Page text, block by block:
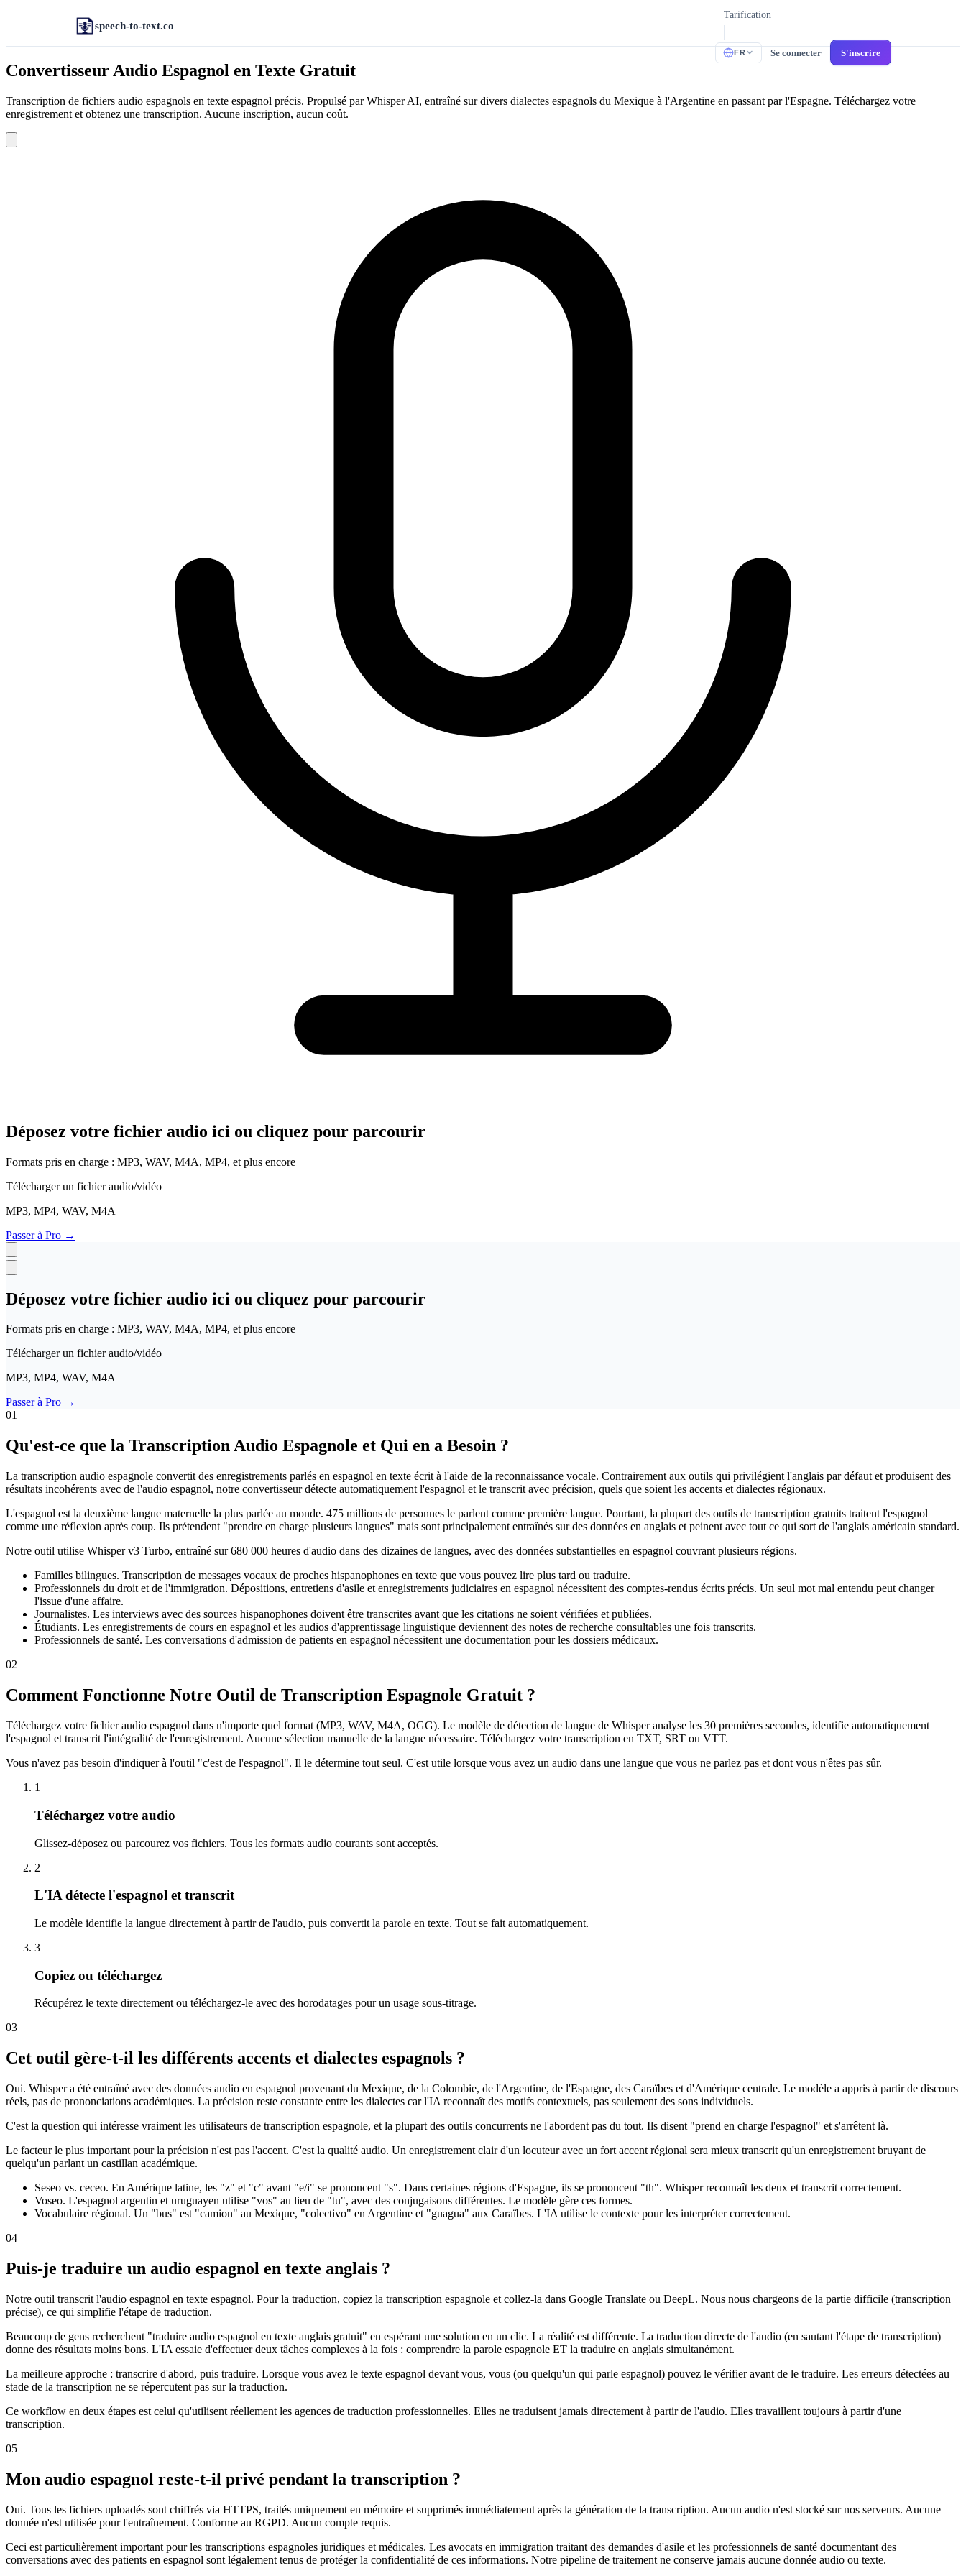
speech-to-text.co
Tarification
FR Se connecter S'inscrire
Convertisseur Audio Espagnol en Texte Gratuit
Transcription de fichiers audio espagnols en texte espagnol précis. Propulsé par Whisper AI, entraîné sur divers dialectes espagnols du Mexique à l'Argentine en passant par l'Espagne. Téléchargez votre
enregistrement et obtenez une transcription. Aucune inscription, aucun coût.
Déposez votre fichier audio ici ou cliquez pour parcourir
Formats pris en charge : MP3, WAV, M4A, MP4, et plus encore
Télécharger un fichier audio/vidéo
MP3, MP4, WAV, M4A
Passer à Pro →
Déposez votre fichier audio ici ou cliquez pour parcourir
Formats pris en charge : MP3, WAV, M4A, MP4, et plus encore
Télécharger un fichier audio/vidéo
MP3, MP4, WAV, M4A
Passer à Pro →
01
Qu'est-ce que la Transcription Audio Espagnole et Qui en a Besoin ?
La transcription audio espagnole convertit des enregistrements parlés en espagnol en texte écrit à l'aide de la reconnaissance vocale. Contrairement aux outils qui privilégient l'anglais par défaut et produisent des
résultats incohérents avec de l'audio espagnol, notre convertisseur détecte automatiquement l'espagnol et le transcrit avec précision, quels que soient les accents et dialectes régionaux.
L'espagnol est la deuxième langue maternelle la plus parlée au monde. 475 millions de personnes le parlent comme première langue. Pourtant, la plupart des outils de transcription gratuits traitent l'espagnol
comme une réflexion après coup. Ils prétendent "prendre en charge plusieurs langues" mais sont principalement entraînés sur des données en anglais et peinent avec tout ce qui sort de l'anglais américain standard.
Notre outil utilise Whisper v3 Turbo, entraîné sur 680 000 heures d'audio dans des dizaines de langues, avec des données substantielles en espagnol couvrant plusieurs régions.
Familles bilingues. Transcription de messages vocaux de proches hispanophones en texte que vous pouvez lire plus tard ou traduire.
Professionnels du droit et de l'immigration. Dépositions, entretiens d'asile et enregistrements judiciaires en espagnol nécessitent des comptes-rendus écrits précis. Un seul mot mal entendu peut changer
l'issue d'une affaire.
Journalistes. Les interviews avec des sources hispanophones doivent être transcrites avant que les citations ne soient vérifiées et publiées.
Étudiants. Les enregistrements de cours en espagnol et les audios d'apprentissage linguistique deviennent des notes de recherche consultables une fois transcrits.
Professionnels de santé. Les conversations d'admission de patients en espagnol nécessitent une documentation pour les dossiers médicaux.
02
Comment Fonctionne Notre Outil de Transcription Espagnole Gratuit ?
Téléchargez votre fichier audio espagnol dans n'importe quel format (MP3, WAV, M4A, OGG). Le modèle de détection de langue de Whisper analyse les 30 premières secondes, identifie automatiquement
l'espagnol et transcrit l'intégralité de l'enregistrement. Aucune sélection manuelle de la langue nécessaire. Téléchargez votre transcription en TXT, SRT ou VTT.
Vous n'avez pas besoin d'indiquer à l'outil "c'est de l'espagnol". Il le détermine tout seul. C'est utile lorsque vous avez un audio dans une langue que vous ne parlez pas et dont vous n'êtes pas sûr.
1
Téléchargez votre audio
Glissez-déposez ou parcourez vos fichiers. Tous les formats audio courants sont acceptés.
2
L'IA détecte l'espagnol et transcrit
Le modèle identifie la langue directement à partir de l'audio, puis convertit la parole en texte. Tout se fait automatiquement.
3
Copiez ou téléchargez
Récupérez le texte directement ou téléchargez-le avec des horodatages pour un usage sous-titrage.
03
Cet outil gère-t-il les différents accents et dialectes espagnols ?
Oui. Whisper a été entraîné avec des données audio en espagnol provenant du Mexique, de la Colombie, de l'Argentine, de l'Espagne, des Caraïbes et d'Amérique centrale. Le modèle a appris à partir de discours
réels, pas de prononciations académiques. La précision reste constante entre les dialectes car l'IA reconnaît des motifs contextuels, pas seulement des sons individuels.
C'est la question qui intéresse vraiment les utilisateurs de transcription espagnole, et la plupart des outils concurrents ne l'abordent pas du tout. Ils disent "prend en charge l'espagnol" et s'arrêtent là.
Le facteur le plus important pour la précision n'est pas l'accent. C'est la qualité audio. Un enregistrement clair d'un locuteur avec un fort accent régional sera mieux transcrit qu'un enregistrement bruyant de
quelqu'un parlant un castillan académique.
Seseo vs. ceceo. En Amérique latine, les "z" et "c" avant "e/i" se prononcent "s". Dans certaines régions d'Espagne, ils se prononcent "th". Whisper reconnaît les deux et transcrit correctement.
Voseo. L'espagnol argentin et uruguayen utilise "vos" au lieu de "tu", avec des conjugaisons différentes. Le modèle gère ces formes.
Vocabulaire régional. Un "bus" est "camion" au Mexique, "colectivo" en Argentine et "guagua" aux Caraïbes. L'IA utilise le contexte pour les interpréter correctement.
04
Puis-je traduire un audio espagnol en texte anglais ?
Notre outil transcrit l'audio espagnol en texte espagnol. Pour la traduction, copiez la transcription espagnole et collez-la dans Google Translate ou DeepL. Nous nous chargeons de la partie difficile (transcription
précise), ce qui simplifie l'étape de traduction.
Beaucoup de gens recherchent "traduire audio espagnol en texte anglais gratuit" en espérant une solution en un clic. La réalité est différente. La traduction directe de l'audio (en sautant l'étape de transcription)
donne des résultats moins bons. L'IA essaie d'effectuer deux tâches complexes à la fois : comprendre la parole espagnole ET la traduire en anglais simultanément.
La meilleure approche : transcrire d'abord, puis traduire. Lorsque vous avez le texte espagnol devant vous, vous (ou quelqu'un qui parle espagnol) pouvez le vérifier avant de le traduire. Les erreurs détectées au
stade de la transcription ne se répercutent pas sur la traduction.
Ce workflow en deux étapes est celui qu'utilisent réellement les agences de traduction professionnelles. Elles ne traduisent jamais directement à partir de l'audio. Elles travaillent toujours à partir d'une
transcription.
05
Mon audio espagnol reste-t-il privé pendant la transcription ?
Oui. Tous les fichiers uploadés sont chiffrés via HTTPS, traités uniquement en mémoire et supprimés immédiatement après la génération de la transcription. Aucun audio n'est stocké sur nos serveurs. Aucune
donnée n'est utilisée pour l'entraînement. Conforme au RGPD. Aucun compte requis.
Ceci est particulièrement important pour les transcriptions espagnoles juridiques et médicales. Les avocats en immigration traitant des demandes d'asile et les professionnels de santé documentant des
conversations avec des patients en espagnol sont légalement tenus de protéger la confidentialité de ces informations. Notre pipeline de traitement ne conserve jamais aucune donnée audio ou texte.